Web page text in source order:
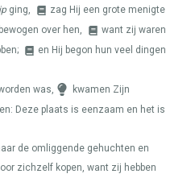
ging,
zag Hij een grote menigte
over hen,
want zij waren
en Hij begon hun veel dingen
was,
kwamen Zijn
Deze plaats is eenzaam en het is
de omliggende gehuchten en
zichzelf kopen, want zij hebben